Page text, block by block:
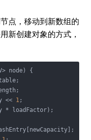
点，移动到新数组的
新创建对象的方式，
node)
{
<< 1;
* loadFactor);